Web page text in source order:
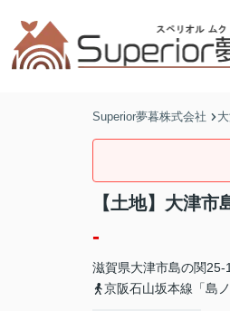
Superior夢暮株式会社
【土地】大津
-
滋賀県大津市島の関25-
京阪石山坂本線「島